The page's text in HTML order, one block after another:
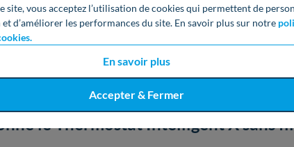
site, vous acceptez l’utilisation de cookies qui permettent de
d’améliorer les performances du site. En savoir plus sur notre
En savoir plus
Accepter & Fermer
qu’avec lesplanchers chauffant hydrauliqueséquipés
fonctionnalitésdans la majorité des cas pouréconomiser
compatible avec le
, ce qui
. En revanche, le thermostat Intelligent X
le Thermostat Intelligent X sans fil